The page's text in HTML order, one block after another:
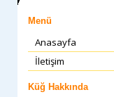
Menü
Anasayfa
İletişim
Küğ Hakkında